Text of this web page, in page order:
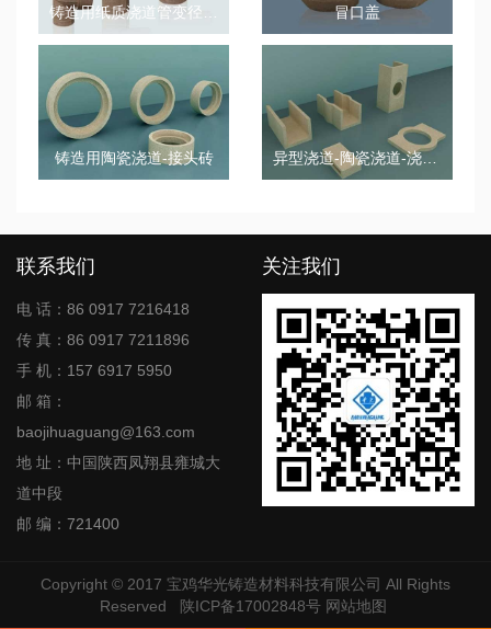
冒口盖
铸造用陶瓷浇道-接头砖
联系我们
电 话：86 0917 7216418
传 真：86 0917 7211896
手 机：157 6917 5950
邮 箱：
baojihuaguang@163.com
地 址：中国陕西凤翔县雍城大
道中段
邮 编：721400
关注我们
Copyright © 2017 宝鸡华光铸造材料科技有限公司 All Rights
Reserved
陕ICP备17002848号 网站地图